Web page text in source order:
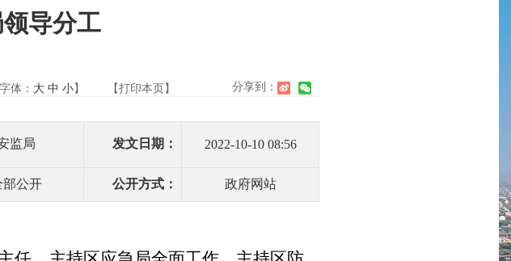
导分工
体： 大 中 小】 【打印本页】 分享到：
监局 发文日期： 2022-10-10 08:56
部公开 公开方式： 政府网站